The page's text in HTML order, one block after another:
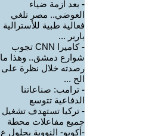
- بعد أزمة ضياء
العوضي.. مصر تلغي
فعالية طبية للأسترالية
باربر ...
-
كاميرا CNN تجوب
شوارع دمشق.. وهذا ما
رصدته خلال نظرة على
الح ...
- ترامب: صناعاتنا
الدفاعية تتوسع
- تركيا تستهدف تشغيل
جميع مفاعلات محطة
-أكويو- النووية بحلول ع